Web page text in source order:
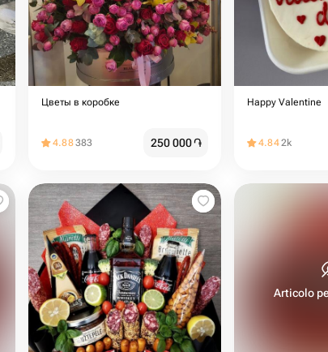
Цветы в коробке
4.88383 250 000֏
Happy Valentine
4.842k
Articolo